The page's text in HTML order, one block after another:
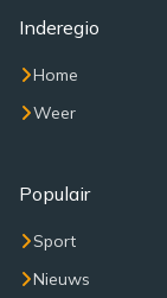
Inderegio
Home
Weer
Populair
Sport
Nieuws